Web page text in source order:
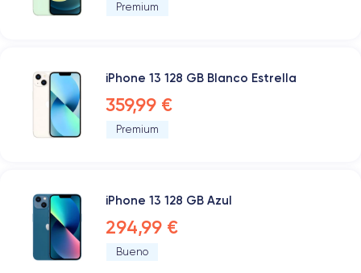
Premium
iPhone 13 128 GB Blanco Estrella
359,99 €
Premium
iPhone 13 128 GB Azul
294,99 €
Bueno